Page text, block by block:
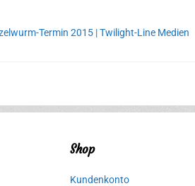
Termin 2015 | Twilight-Line Medien
Shop
Kundenkonto